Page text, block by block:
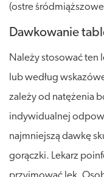
(ostre
Dawkowanie
Należy stosować ten
lub według
zależy od natężenia
indywidualnej
najmniejszą dawkę
gorączki. Lekarz